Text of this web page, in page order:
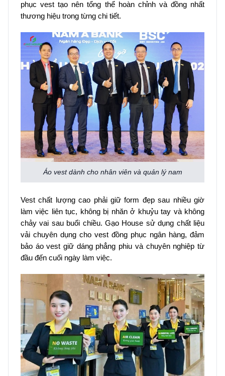
phục vest tạo nên tổng thể hoàn chỉnh và đồng nhất
thương hiệu trong từng chi tiết.
Áo vest dành cho nhân viên và quản lý nam
Vest chất lượng cao phải giữ form đẹp sau nhiều giờ
làm việc liên tục, không bị nhăn ở khuỷu tay và không
chảy vai sau buổi chiều. Gạo House sử dụng chất liệu
vải chuyên dụng cho vest đồng phục ngân hàng, đảm
bảo áo vest giữ dáng phẳng phiu và chuyên nghiệp từ
đầu đến cuối ngày làm việc.